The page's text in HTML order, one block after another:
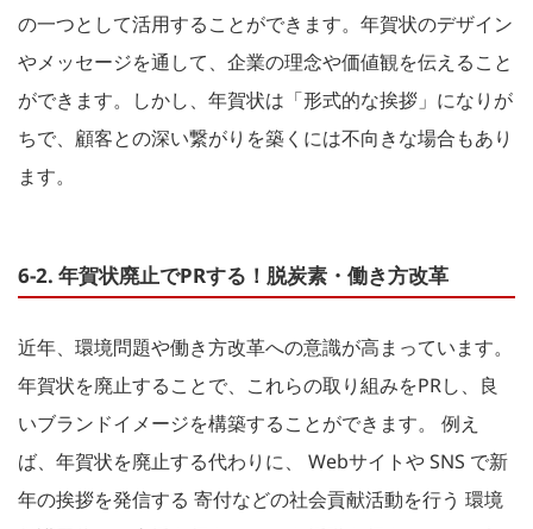
の一つとして活用することができます。年賀状のデザイン
やメッセージを通して、企業の理念や価値観を伝えること
ができます。しかし、年賀状は「形式的な挨拶」になりが
ちで、顧客との深い繋がりを築くには不向きな場合もあり
ます。
6-2. 年賀状廃止でPRする！脱炭素・働き方改革
近年、環境問題や働き方改革への意識が高まっています。
年賀状を廃止することで、これらの取り組みをPRし、良
いブランドイメージを構築することができます。 例え
ば、年賀状を廃止する代わりに、 Webサイトや SNS で新
年の挨拶を発信する 寄付などの社会貢献活動を行う 環境